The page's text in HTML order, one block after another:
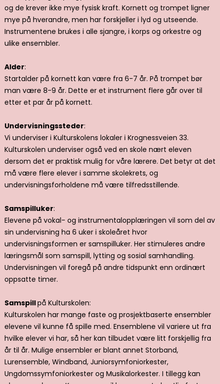
og de krever ikke mye fysisk kraft. Kornett og trompet ligner
mye på hverandre, men har forskjeller i lyd og utseende.
Instrumentene brukes i alle sjangre, i korps og orkestre og
ulike ensembler.
Alder:
Startalder på kornett kan være fra 6-7 år. På trompet bør
man være 8-9 år. Dette er et instrument flere går over til
etter et par år på kornett.
Undervisningssteder:
Vi underviser i Kulturskolens lokaler i Krognessveien 33.
Kulturskolen underviser også ved en skole nært eleven
dersom det er praktisk mulig for våre lærere. Det betyr at det
må være flere elever i samme skolekrets, og
undervisningsforholdene må være tilfredsstillende.
Samspilluker:
Elevene på vokal- og instrumentalopplæringen vil som del av
sin undervisning ha 6 uker i skoleåret hvor
undervisningsformen er samspilluker. Her stimuleres andre
læringsmål som samspill, lytting og sosial samhandling.
Undervisningen vil foregå på andre tidspunkt enn ordinært
oppsatte timer.
Samspillpå Kulturskolen:
Kulturskolen har mange faste og prosjektbaserte ensembler
elevene vil kunne få spille med. Ensemblene vil variere ut fra
hvilke elever vi har, så her kan tilbudet være litt forskjellig fra
år til år. Mulige ensembler er blant annet Storband,
Lurensemble, Windband, Juniorsymfoniorkester,
Ungdomssymfoniorkester og Musikalorkester. I tillegg kan